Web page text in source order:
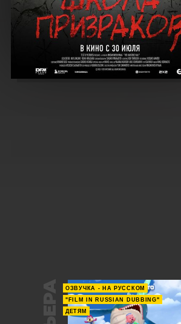
ОЗВУЧКА - НА РУССКОМ
"FILM IN RUSSIAN DUBBING"
ДЕТЯМ